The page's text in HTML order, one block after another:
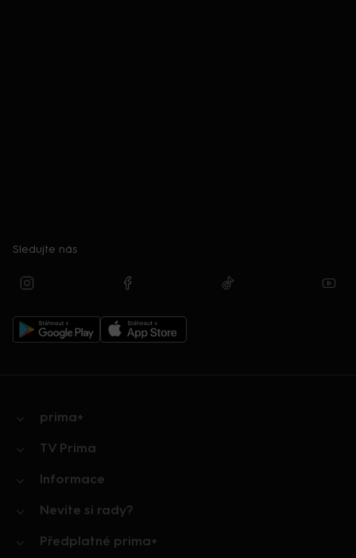
Sledujte nás
prima+
TV Prima
Informace
Nevíte si rady?
Předplatné prima+